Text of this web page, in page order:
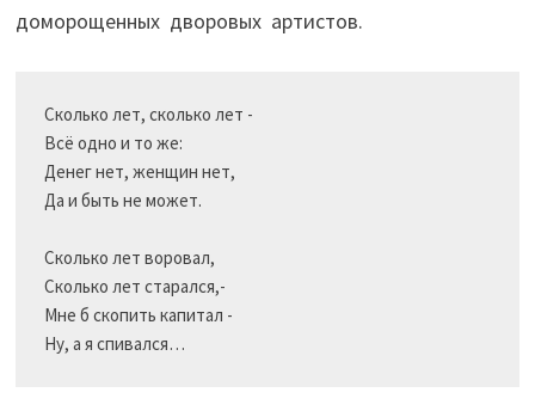
доморощенных дворовых артистов.
Сколько лет, сколько лет -
Всё одно и то же:
Денег нет, женщин нет,
Да и быть не может.
Сколько лет воровал,
Сколько лет старался,-
Мне б скопить капитал -